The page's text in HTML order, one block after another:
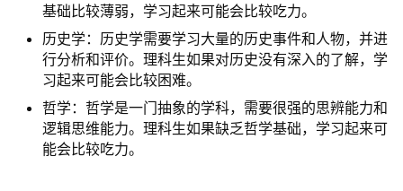
基础比较薄弱，学习起来可能会比较吃力。
历史学：历史学需要学习大量的历史事件和人物，并进
行分析和评价。理科生如果对历史没有深入的了解，学
习起来可能会比较困难。
哲学：哲学是一门抽象的学科，需要很强的思辨能力和
逻辑思维能力。理科生如果缺乏哲学基础，学习起来可
能会比较吃力。